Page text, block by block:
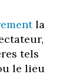
la
tels
le lieu